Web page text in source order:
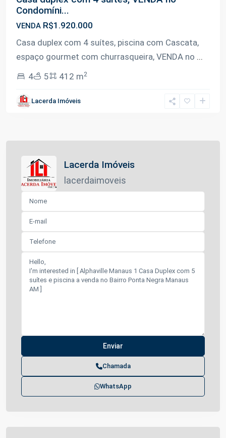
Condomíni...
VENDA R$1.920.000
Casa duplex com 4 suítes, piscina com Cascata,
espaço gourmet com churrasqueira, VENDA no ...
4
5 412 m2
Lacerda Imóveis
Lacerda Imóveis
lacerdaimoveis
Chamada
WhatsApp